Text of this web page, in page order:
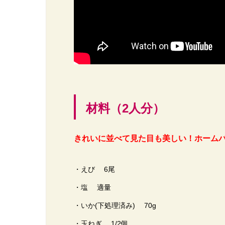
材料（2人分）
きれいに並べて見た目も美しい！ ホーム
・えび 6尾
・塩 適量
・いか(下処理済み) 70g